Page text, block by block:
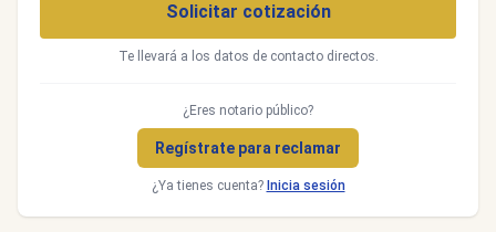
Solicitar cotización
Te llevará a los datos de contacto directos.
¿Eres notario público?
Regístrate para reclamar
¿Ya tienes cuenta? Inicia sesión